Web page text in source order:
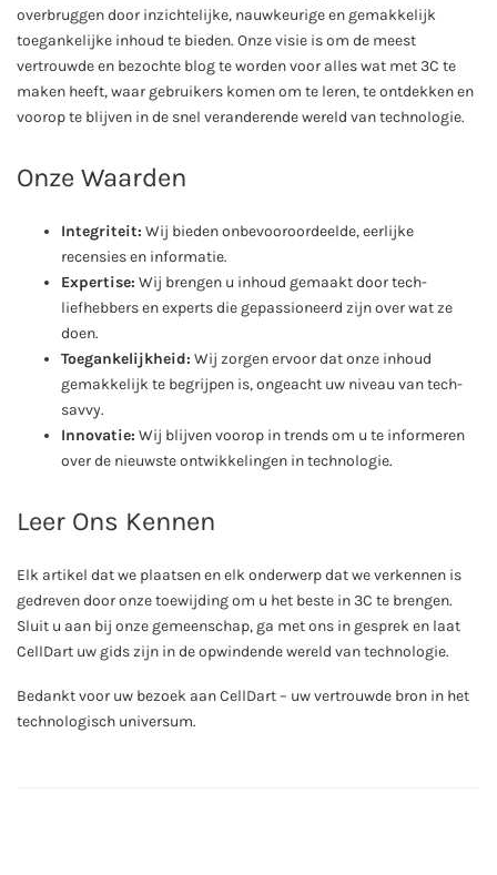
overbruggen door inzichtelijke, nauwkeurige en gemakkelijk
toegankelijke inhoud te bieden. Onze visie is om de meest
vertrouwde en bezochte blog te worden voor alles wat met 3C te
maken heeft, waar gebruikers komen om te leren, te ontdekken en
voorop te blijven in de snel veranderende wereld van technologie.
Onze Waarden
Integriteit: Wij bieden onbevooroordeelde, eerlijke
recensies en informatie.
Expertise: Wij brengen u inhoud gemaakt door tech-
liefhebbers en experts die gepassioneerd zijn over wat ze
doen.
Toegankelijkheid: Wij zorgen ervoor dat onze inhoud
gemakkelijk te begrijpen is, ongeacht uw niveau van tech-
savvy.
Innovatie: Wij blijven voorop in trends om u te informeren
over de nieuwste ontwikkelingen in technologie.
Leer Ons Kennen
Elk artikel dat we plaatsen en elk onderwerp dat we verkennen is
gedreven door onze toewijding om u het beste in 3C te brengen.
Sluit u aan bij onze gemeenschap, ga met ons in gesprek en laat
CellDart uw gids zijn in de opwindende wereld van technologie.
Bedankt voor uw bezoek aan CellDart – uw vertrouwde bron in het
technologisch universum.